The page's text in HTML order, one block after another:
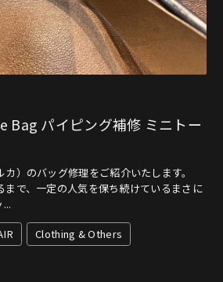
Bag パイピング補修 ミニトー
）のバッグ修理をご紹介いたします。
まで、一定の人気を保ち続けているまさに
Clothing & Others